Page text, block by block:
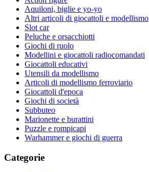
Aquiloni, biglie e yo-yo
Altri articoli di giocattoli e modellismo
Slot car
Peluche e orsacchiotti
Giochi di ruolo
Modellini e giocattoli radiocomandati
Giocattoli educativi
Utensili da modellismo
Articoli di modellismo ferroviario
Giocattoli d'epoca
Giochi di società
Subbuteo
Marionette e burattini
Puzzle e rompicapi
Warhammer e giochi di guerra
Categorie